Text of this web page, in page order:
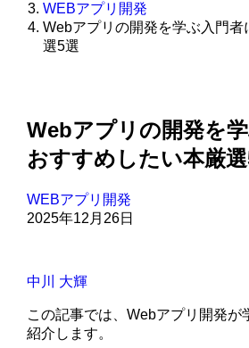
WEBアプリ開発
Webアプリの開発を学ぶ入門
選5選
Webアプリの開発を
おすすめしたい本厳
WEBアプリ開発
2025年12月26日
中川 大輝
この記事では、Webアプリ開発が
紹介します。